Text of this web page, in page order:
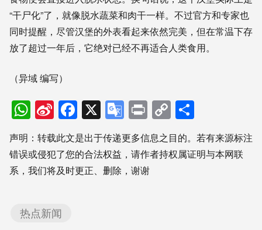
“干尸化”了，就像脱水蔬菜和肉干一样。不过官方和专家也
同时提醒，尽管汉堡的外表看起来依然完美，但在常温下存
放了超过一年后，它绝对已经不再适合人类食用。
（异域 编写）
WhatsApp
Sina
Weibo
Facebook
X Google
Translate
PrintCopy
Link享
声明：转载此文是出于传递更多信息之目的。若有来源标注
错误或侵犯了您的合法权益，请作者持权属证明与本网联
系，我们将及时更正、删除，谢谢
热点新闻